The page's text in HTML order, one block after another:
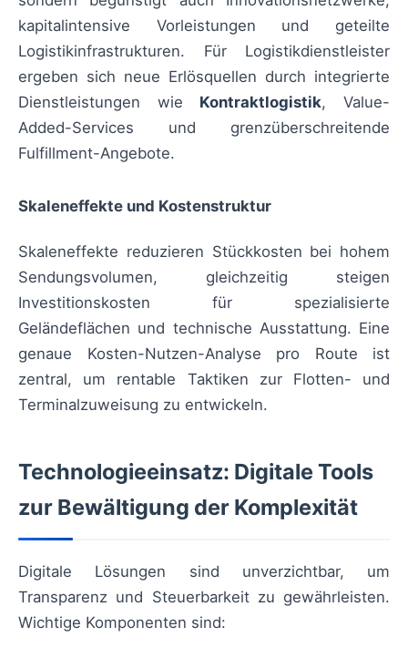
kapitalintensive Vorleistungen und geteilte
Logistikinfrastrukturen. Für Logistikdienstleister
ergeben sich neue Erlösquellen durch integrierte
Dienstleistungen wie Kontraktlogistik, Value-
Added-Services und grenzüberschreitende
Fulfillment-Angebote.
Skaleneffekte und Kostenstruktur
Skaleneffekte reduzieren Stückkosten bei hohem
Sendungsvolumen, gleichzeitig steigen
Investitionskosten für spezialisierte
Geländeflächen und technische Ausstattung. Eine
genaue Kosten-Nutzen-Analyse pro Route ist
zentral, um rentable Taktiken zur Flotten- und
Terminalzuweisung zu entwickeln.
Technologieeinsatz: Digitale Tools
zur Bewältigung der Komplexität
Digitale Lösungen sind unverzichtbar, um
Transparenz und Steuerbarkeit zu gewährleisten.
Wichtige Komponenten sind: